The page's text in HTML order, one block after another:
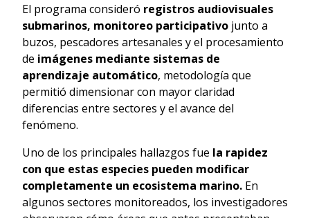
El programa consideró registros audiovisuales
submarinos, monitoreo participativo junto a
buzos, pescadores artesanales y el procesamiento
de imágenes mediante sistemas de
aprendizaje automático, metodología que
permitió dimensionar con mayor claridad
diferencias entre sectores y el avance del
fenómeno.
Uno de los principales hallazgos fue la rapidez
con que estas especies pueden modificar
completamente un ecosistema marino. En
algunos sectores monitoreados, los investigadores